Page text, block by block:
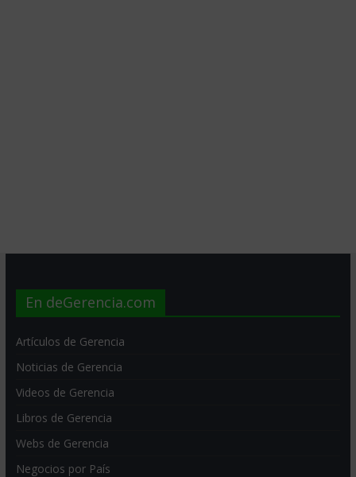
En deGerencia.com
Artículos de Gerencia
Noticias de Gerencia
Videos de Gerencia
Libros de Gerencia
Webs de Gerencia
Negocios por País